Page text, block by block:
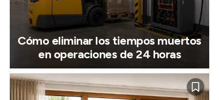
Cómo eliminar los tiempos muertos
en operaciones de 24 horas